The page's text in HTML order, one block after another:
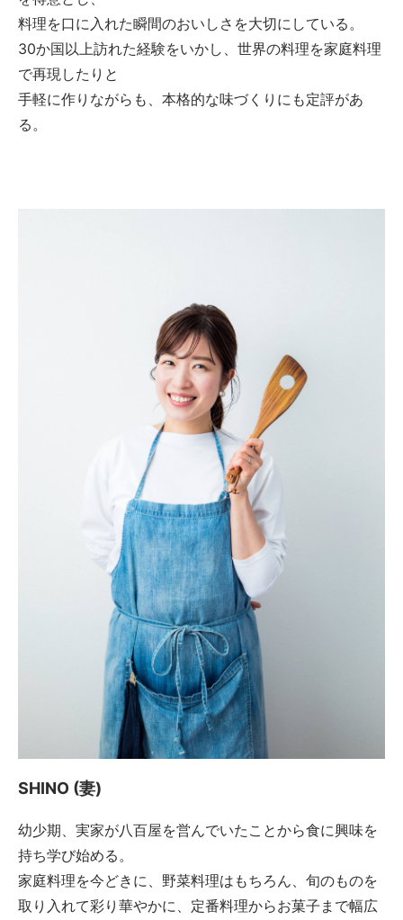
料理を口に入れた瞬間のおいしさを大切にしている。
30か国以上訪れた経験をいかし、世界の料理を家庭料理
で再現したりと
手軽に作りながらも、本格的な味づくりにも定評があ
る。
SHINO (妻)
幼少期、実家が八百屋を営んでいたことから食に興味を
持ち学び始める。
家庭料理を今どきに、野菜料理はもちろん、旬のものを
取り入れて彩り華やかに、定番料理からお菓子まで幅広